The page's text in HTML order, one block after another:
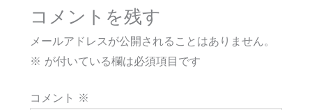
コメントを残す
メールアドレスが公開されることはありません。
※ が付いている欄は必須項目です
コメント ※